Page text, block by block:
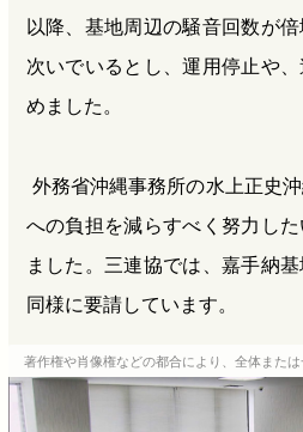
以降、基地周辺の騒音回数が
次いでいるとし、運用停止や
めました。
外務省沖縄事務所の水上正史
への負担を減らすべく努力し
ました。三連協では、嘉手納
同様に要請しています。
著作権や肖像権などの都合により、全体または